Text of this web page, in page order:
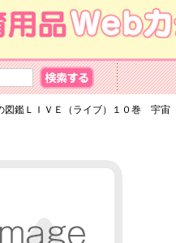
図鑑ＬＩＶＥ（ライブ）１０巻 宇